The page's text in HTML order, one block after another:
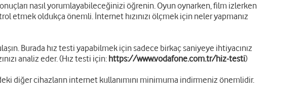
nasıl yorumlayabileceğinizi öğrenin. Oyun oynarken, film izlerken
etmek oldukça önemli. İnternet hızınızı ölçmek için neler yapmanız
Burada hız testi yapabilmek için sadece birkaç saniyeye ihtiyacınız
analiz eder. (Hız testi için: https://www.vodafone.com.tr/hiz-testi)
diğer cihazların internet kullanımını minimuma indirmeniz önemlidir.